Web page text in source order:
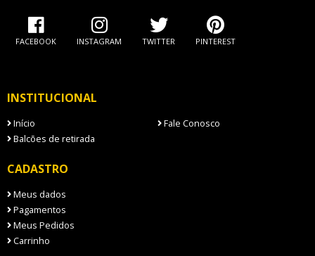
FACEBOOK INSTAGRAM TWITTER PINTEREST
INSTITUCIONAL
Início
Fale Conosco
Balcões de retirada
CADASTRO
Meus dados
Pagamentos
Meus Pedidos
Carrinho